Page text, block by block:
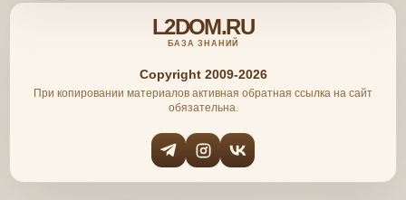
L2DOM.RU
БАЗА ЗНАНИЙ
Copyright 2009-2026
При копировании материалов активная обратная ссылка на сайт
обязательна.